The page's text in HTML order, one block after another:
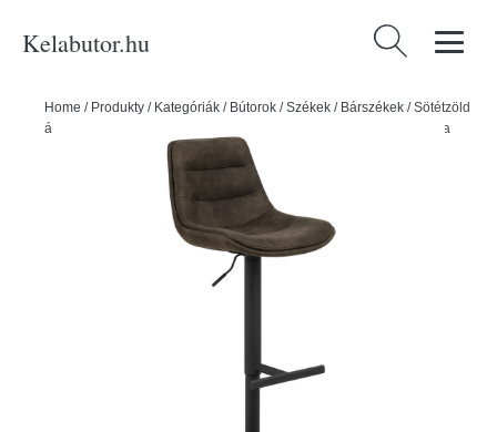
Kelabutor.hu Keresés:
Home / Produkty / Kategóriák / Bútorok /Székek / Bárszékek /Sötétzöld
állítható magasságú bárszék (ülésmagasság 86 cm) Adisa – Actona